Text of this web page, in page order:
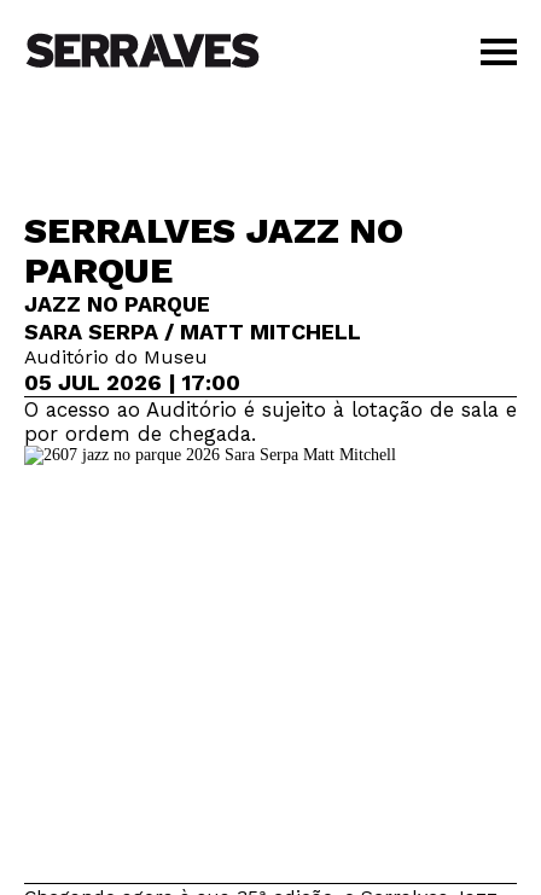
LOJA
PT | EN
BILHETES
AMIGOS
SERRALVES JAZZ NO
PARQUE
JAZZ NO PARQUE
SARA SERPA / MATT MITCHELL
Auditório do Museu
05 JUL 2026 | 17:00
O acesso ao Auditório é sujeito à lotação de sala e
por ordem de chegada.